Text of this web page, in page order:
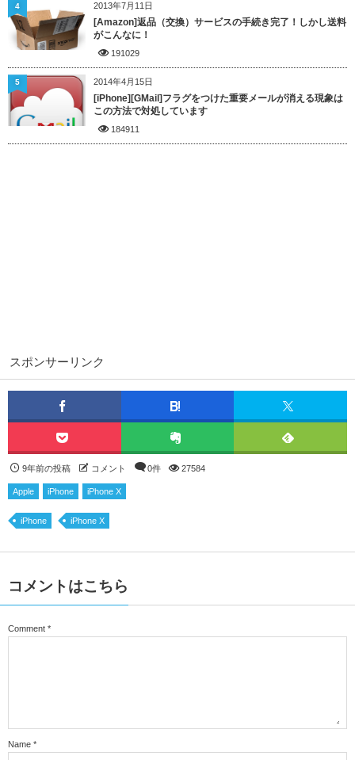
2013年7月11日
[Amazon]返品（交換）サービスの手続き完了！しかし送料
がこんなに！
191029
4
2014年4月15日
[iPhone][GMail]フラグをつけた重要メールが消える現象は
この方法で対処しています
184911
5
スポンサーリンク
9年前の投稿 コメント 0件 27584
Apple iPhone iPhone X
iPhone iPhone X
コメントはこちら
Comment *
Name *